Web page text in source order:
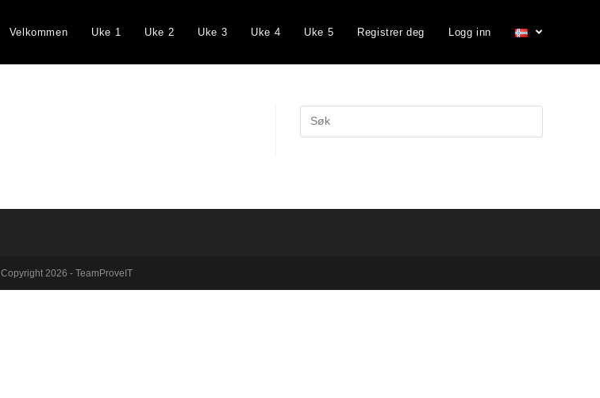
Velkommen Uke 1 Uke 2 Uke 3 Uke 4 Uke 5 Registrer deg Logg inn
Copyright 2026 - TeamProveIT